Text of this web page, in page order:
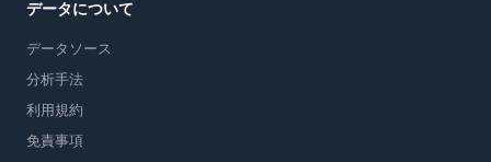
データについて
データソース
分析手法
利用規約
免責事項